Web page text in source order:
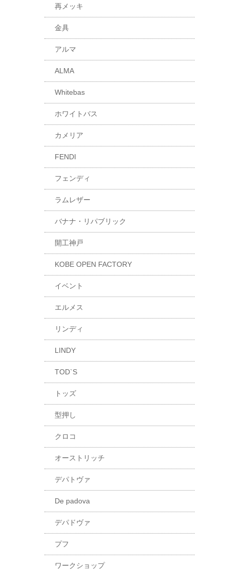
再メッキ
金具
アルマ
ALMA
Whitebas
ホワイトバス
カメリア
FENDI
フェンディ
ラムレザー
バナナ・リパブリック
開工神戸
KOBE OPEN FACTORY
イベント
エルメス
リンディ
LINDY
TOD`S
トッズ
型押し
クロコ
オーストリッチ
デパトヴァ
De padova
デパドヴァ
プフ
ワークショップ